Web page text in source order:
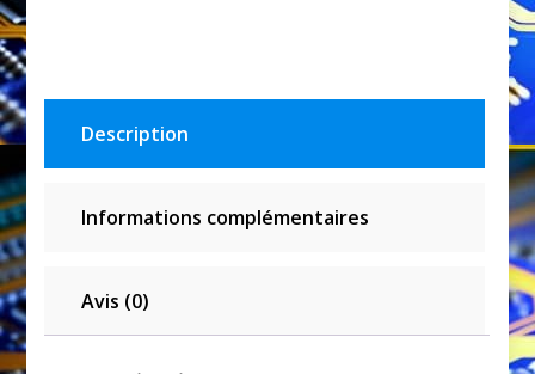
Description
Informations complémentaires
Avis (0)